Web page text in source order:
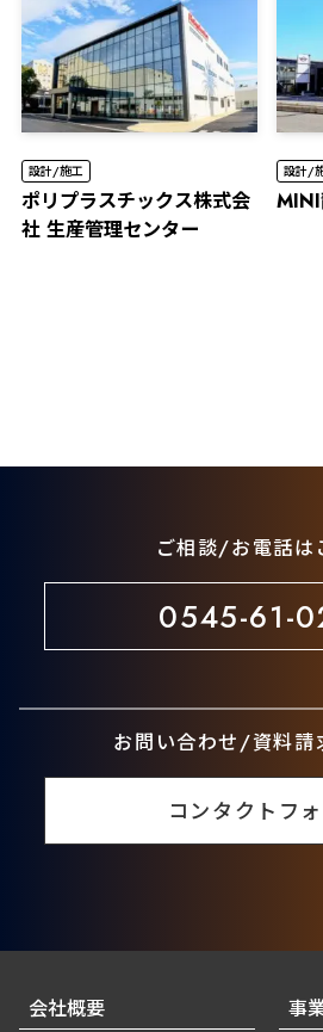
設計/施工
ポリプラスチックス株式会
社 生産管理センター
設計/
ご相談/お電話は
0545-61-
お問い合わせ/資料請
コンタクトフ
会社概要 事